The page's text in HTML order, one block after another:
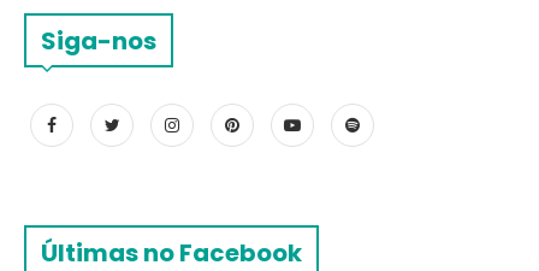
Siga-nos
Últimas no Facebook